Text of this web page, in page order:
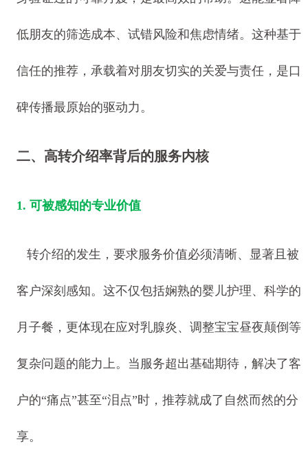
低朋友的筛选成本、试错风险和焦虑情绪。这种基于
信任的推荐，承载着对朋友切实的关爱与责任，是口
碑传播最原始的驱动力。
二、高转介绍率背后的服务内核
1. 可被感知的专业价值
转介绍的发生，要求服务价值必须清晰、显著且被
客户深刻感知。这不仅包括娴熟的婴儿护理、科学的
月子餐，更体现在应对乳腺炎、调整宝宝昼夜颠倒等
复杂问题的能力上。当服务超出基础期待，解决了客
户的“痛点”甚至“泪点”时，推荐就成了自然而然的分
享。